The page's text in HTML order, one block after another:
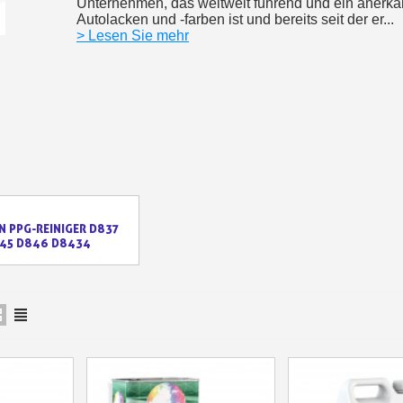
Ihr Online-Angebot
10€
Unternehmen, das weltweit führend und ein
Autolacken und -farben ist und bereits seit der er...
> Lesen Sie mehr
PPG-REINIGER D837
D846 D8434